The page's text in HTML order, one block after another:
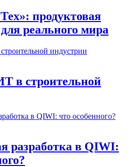
продуктовая
реального мира
в строительной
разработка в QIWI: